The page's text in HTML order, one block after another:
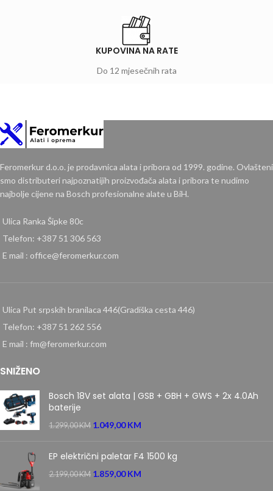
KUPOVINA NA RATE
Do 12 mjesečnih rata
Feromerkur d.o.o. je prodavnica alata i pribora od 1999. godine. Ovlašteni
smo distributeri najpoznatijih proizvođača alata i pribora te nudimo
najbolje cijene na Bosch profesionalne alate u BiH.
Ulica Ranka Šipke 80c
Telefon: +387 51 306 563
E mail : office@feromerkur.com
Ulica Put srpskih branilaca 446(Gradiška cesta 446)
Telefon: +387 51 262 556
E mail : fm@feromerkur.com
SNIŽENO
Bosch 18V set alata | GSB + GBH + GWS + 2x 4.0Ah
baterije
1.299,00KM 1.049,00KM
EP električni paletar F4 1500 kg
2.199,00KM 1.859,00KM